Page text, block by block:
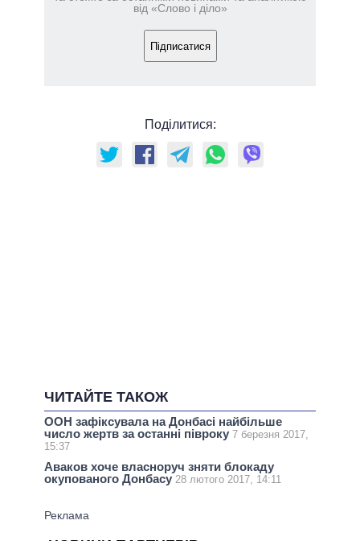
від «Слово і діло»
Підписатися
Поділитися:
ЧИТАЙТЕ ТАКОЖ
ООН зафіксувала на Донбасі найбільше
число жертв за останні півроку 7 березня 2017,
15:37
Аваков хоче власноруч зняти блокаду
окупованого Донбасу 28 лютого 2017, 14:11